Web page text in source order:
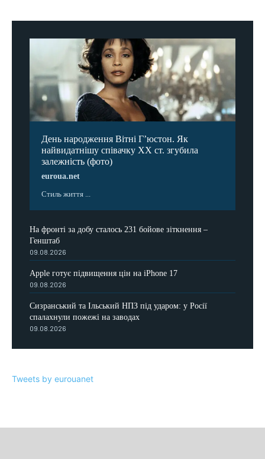
День народження Вітні Гʼюстон. Як
найвидатнішу співачку ХХ ст. згубила
залежність (фото)
euroua.net
Стиль життя ...
На фронті за добу сталось 231 бойове зіткнення –
Генштаб
09.08.2026
Apple готує підвищення цін на iPhone 17
09.08.2026
Сизранський та Ільський НПЗ під ударом: у Росії
спалахнули пожежі на заводах
09.08.2026
Tweets by eurouanet